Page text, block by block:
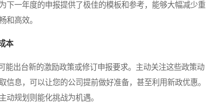
下一年度的申报提供了极佳的模板和参考，能够大幅减少重
和高效。
本
出台新的激励政策或修订申报要求。主动关注这些政策动
息，可以让您的公司提前做好准备，甚至利用新政优惠。
动规划则能化挑战为机遇。